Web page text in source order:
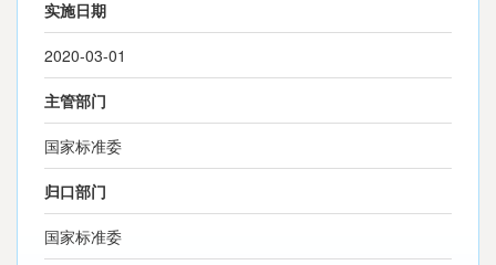
实施日期
2020-03-01
主管部门
国家标准委
归口部门
国家标准委